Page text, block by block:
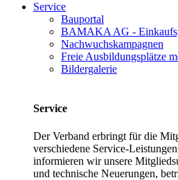
Service
Bauportal
BAMAKA AG -
Nachwuchskampagnen
Freie Ausbildungsplätze
Bildergalerie
Service
Der Verband erbringt für die
verschiedene Service-
informieren wir unsere
und technische Neuerungen,